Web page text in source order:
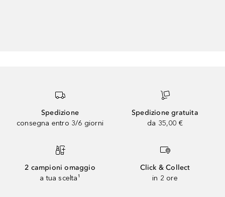
Spedizione
consegna entro 3/6 giorni
Spedizione gratuita
da 35,00 €
2 campioni omaggio
a tua scelta¹
Click & Collect
in 2 ore